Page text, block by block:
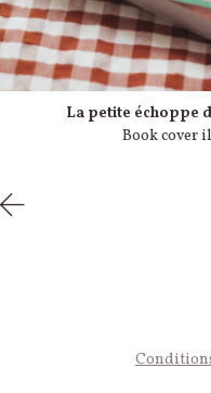
La petite échoppe
Book cover
© 2026 Léa Le